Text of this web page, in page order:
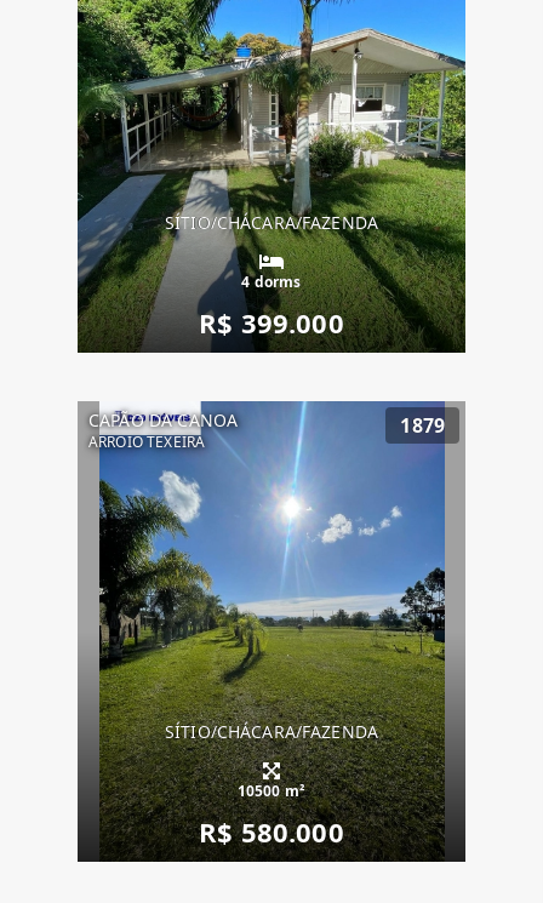
SÍTIO/CHÁCARA/FAZENDA
4 dorms
R$ 399.000
CAPÃO DA CANOA
ARROIO TEXEIRA
1879
SÍTIO/CHÁCARA/FAZENDA
10500 m²
R$ 580.000